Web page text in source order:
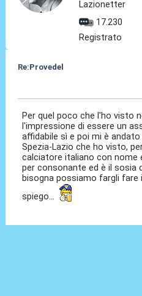
Lazionetter
17.230
Registrato
Re:Provedel
Per quel poco che l'ho visto
l'impressione di essere un
affidabile sì e poi mi è
Spezia-Lazio che ho visto,
calciatore italiano con nome
per consonante ed è il sosia
bisogna possiamo fargli fare
spiego...